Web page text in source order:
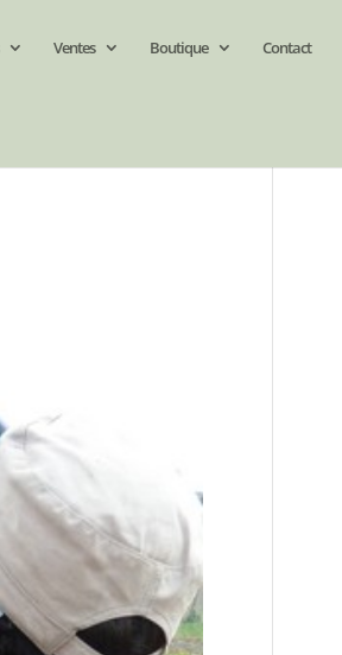
Ventes Boutique Contact